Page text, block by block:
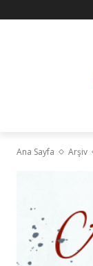
Ana Sayfa Arşiv